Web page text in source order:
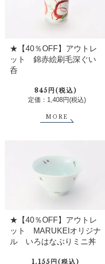
★【40％OFF】アウトレ
ット 錦赤絵刷毛深ぐい
呑
845円(税込)
定価：1,408円(税込)
MORE
★【40％OFF】アウトレ
ット MARUKEIオリジナ
ル いろはなぶりミニ丼
1,155円(税込)